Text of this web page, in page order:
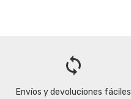
loop
Envíos y devoluciones fáciles